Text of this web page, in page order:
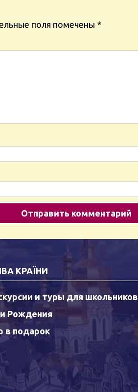
поля помечены *
КРАЇНИ
и туры для школьников
Рождения
в подарок